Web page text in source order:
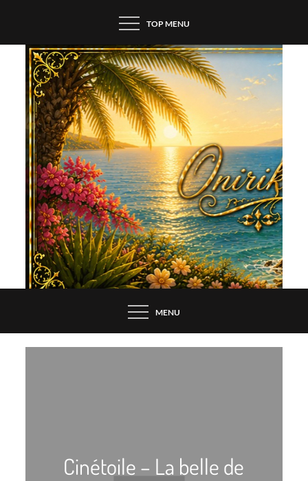
content
TOP MENU
MENU
Cinétoile – La belle de